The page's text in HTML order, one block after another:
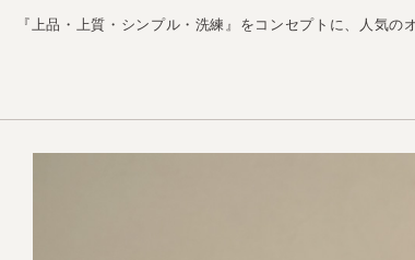
『上品・上質・シンプル・洗練』をコンセプトに、人気